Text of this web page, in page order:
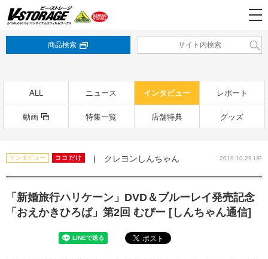
商品検索
ALL ニュース インタビュー レポート
動画 特集一覧 店舗特典 グッズ
インタビュー ココだけ | クレヨンしんちゃん 2019.10.29 UP
「新婚旅行ハリケーン」DVD＆ブルーレイ発売記念
「おえかきひろば」第2回 むぴー [しんちゃん通信]